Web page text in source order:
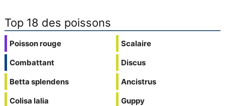
Top 18 des poissons
Poisson rouge
Combattant
Betta splendens
Colisa lalia
Scalaire
Discus
Ancistrus
Guppy